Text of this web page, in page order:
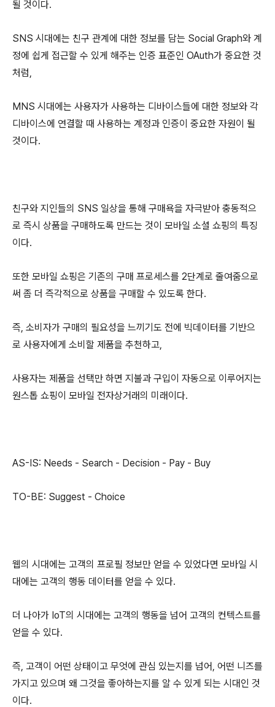
될 것이다.
SNS 시대에는 친구 관계에 대한 정보를 담는 Social Graph와 계
정에 쉽게 접근할 수 있게 해주는 인증 표준인 OAuth가 중요한 것
처럼,
MNS 시대에는 사용자가 사용하는 디바이스들에 대한 정보와 각
디바이스에 연결할 때 사용하는 계정과 인증이 중요한 자원이 될
것이다.
친구와 지인들의 SNS 일상을 통해 구매욕을 자극받아 충동적으
로 즉시 상품을 구매하도록 만드는 것이 모바일 소셜 쇼핑의 특징
이다.
또한 모바일 쇼핑은 기존의 구매 프로세스를 2단계로 줄여줌으로
써 좀 더 즉각적으로 상품을 구매할 수 있도록 한다.
즉, 소비자가 구매의 필요성을 느끼기도 전에 빅데이터를 기반으
로 사용자에게 소비할 제품을 추천하고,
사용자는 제품을 선택만 하면 지불과 구입이 자동으로 이루어지는
원스톱 쇼핑이 모바일 전자상거래의 미래이다.
AS-IS: Needs - Search - Decision - Pay - Buy
TO-BE: Suggest - Choice
웹의 시대에는 고객의 프로필 정보만 얻을 수 있었다면 모바일 시
대에는 고객의 행동 데이터를 얻을 수 있다.
더 나아가 IoT의 시대에는 고객의 행동을 넘어 고객의 컨텍스트를
얻을 수 있다.
즉, 고객이 어떤 상태이고 무엇에 관심 있는지를 넘어, 어떤 니즈를
가지고 있으며 왜 그것을 좋아하는지를 알 수 있게 되는 시대인 것
이다.